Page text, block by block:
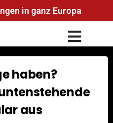
in ganz Europa
haben?
aus